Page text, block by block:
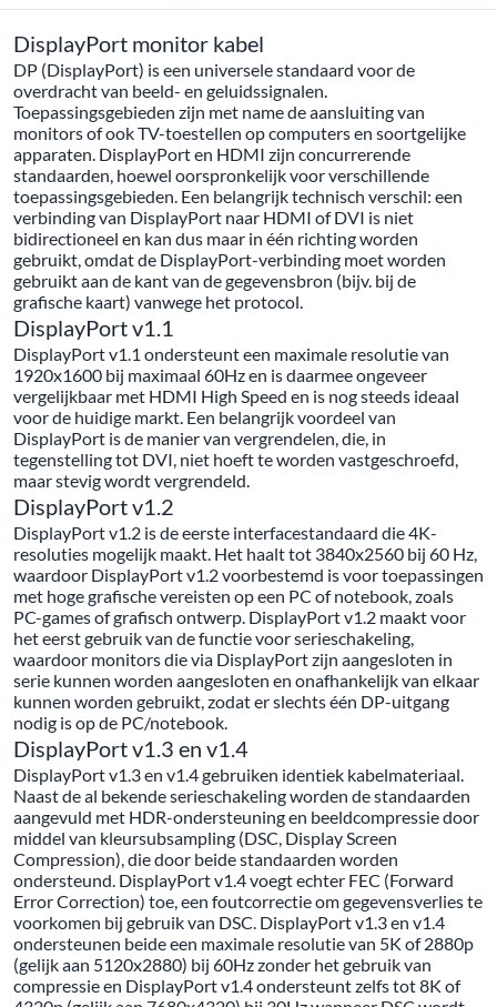
DisplayPort monitor kabel
DP (DisplayPort) is een universele standaard voor de
overdracht van beeld- en geluidssignalen.
Toepassingsgebieden zijn met name de aansluiting van
monitors of ook TV-toestellen op computers en soortgelijke
apparaten. DisplayPort en HDMI zijn concurrerende
standaarden, hoewel oorspronkelijk voor verschillende
toepassingsgebieden. Een belangrijk technisch verschil: een
verbinding van DisplayPort naar HDMI of DVI is niet
bidirectioneel en kan dus maar in één richting worden
gebruikt, omdat de DisplayPort-verbinding moet worden
gebruikt aan de kant van de gegevensbron (bijv. bij de
grafische kaart) vanwege het protocol.
DisplayPort v1.1
DisplayPort v1.1 ondersteunt een maximale resolutie van
1920x1600 bij maximaal 60Hz en is daarmee ongeveer
vergelijkbaar met HDMI High Speed en is nog steeds ideaal
voor de huidige markt. Een belangrijk voordeel van
DisplayPort is de manier van vergrendelen, die, in
tegenstelling tot DVI, niet hoeft te worden vastgeschroefd,
maar stevig wordt vergrendeld.
DisplayPort v1.2
DisplayPort v1.2 is de eerste interfacestandaard die 4K-
resoluties mogelijk maakt. Het haalt tot 3840x2560 bij 60 Hz,
waardoor DisplayPort v1.2 voorbestemd is voor toepassingen
met hoge grafische vereisten op een PC of notebook, zoals
PC-games of grafisch ontwerp. DisplayPort v1.2 maakt voor
het eerst gebruik van de functie voor serieschakeling,
waardoor monitors die via DisplayPort zijn aangesloten in
serie kunnen worden aangesloten en onafhankelijk van elkaar
kunnen worden gebruikt, zodat er slechts één DP-uitgang
nodig is op de PC/notebook.
DisplayPort v1.3 en v1.4
DisplayPort v1.3 en v1.4 gebruiken identiek kabelmateriaal.
Naast de al bekende serieschakeling worden de standaarden
aangevuld met HDR-ondersteuning en beeldcompressie door
middel van kleursubsampling (DSC, Display Screen
Compression), die door beide standaarden worden
ondersteund. DisplayPort v1.4 voegt echter FEC (Forward
Error Correction) toe, een foutcorrectie om gegevensverlies te
voorkomen bij gebruik van DSC. DisplayPort v1.3 en v1.4
ondersteunen beide een maximale resolutie van 5K of 2880p
(gelijk aan 5120x2880) bij 60Hz zonder het gebruik van
compressie en DisplayPort v1.4 ondersteunt zelfs tot 8K of